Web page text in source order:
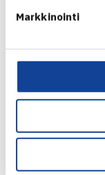
Markkinointi
5-4
11-8
86-74